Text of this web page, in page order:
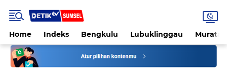
Home Indeks Bengkulu Lubuklinggau